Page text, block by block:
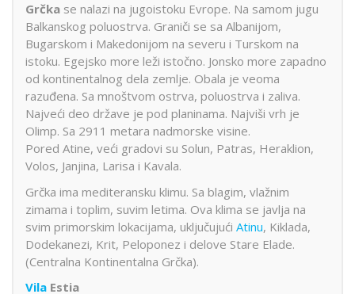
Grčka se nalazi na jugoistoku Evrope. Na samom jugu
Balkanskog poluostrva. Graniči se sa Albanijom,
Bugarskom i Makedonijom na severu i Turskom na
istoku. Egejsko more leži istočno. Jonsko more zapadno
od kontinentalnog dela zemlje. Obala je veoma
razuđena. Sa mnoštvom ostrva, poluostrva i zaliva.
Najveći deo države je pod planinama. Najviši vrh je
Olimp. Sa 2911 metara nadmorske visine.
Pored Atine, veći gradovi su Solun, Patras, Heraklion,
Volos, Janjina, Larisa i Kavala.
Grčka ima mediteransku klimu. Sa blagim, vlažnim
zimama i toplim, suvim letima. Ova klima se javlja na
svim primorskim lokacijama, uključujući Atinu, Kiklada,
Dodekanezi, Krit, Peloponez i delove Stare Elade.
(Centralna Kontinentalna Grčka).
Vila Estia